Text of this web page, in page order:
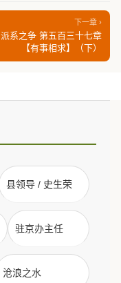
下一章 ›
派系之争 第五百三十七章
【有事相求】（下）
县领导 / 史生荣
驻京办主任
沧浪之水